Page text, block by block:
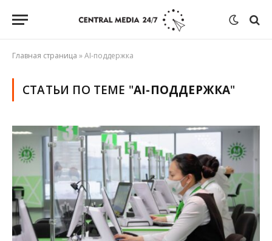
Главная страница »AI-поддержка
СТАТЬИ ПО ТЕМЕ "AI-ПОДДЕРЖКА"